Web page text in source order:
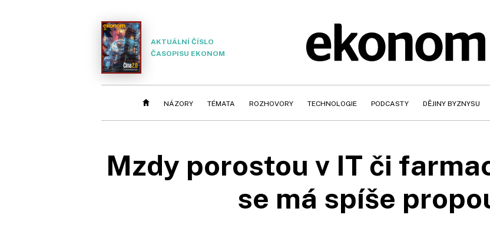
AKTUÁLNÍ ČÍSLO
ČASOPISU EKONOM
NÁZORY TÉMATA ROZHOVORY TECHNOLOGIE PODCASTY DĚJINY BYZNYSU
Mzdy porostou v IT či
se má spíše